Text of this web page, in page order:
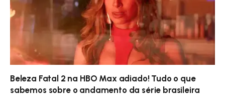
Beleza Fatal 2 na HBO Max adiado! Tudo o que
sabemos sobre o andamento da série brasileira